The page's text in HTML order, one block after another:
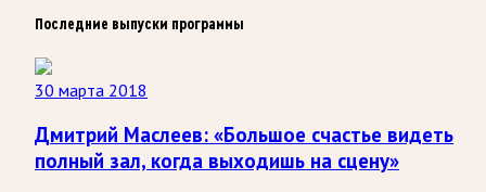
Последние выпуски программы
30 марта 2018
Дмитрий Маслеев: «Большое счастье видеть
полный зал, когда выходишь на сцену»